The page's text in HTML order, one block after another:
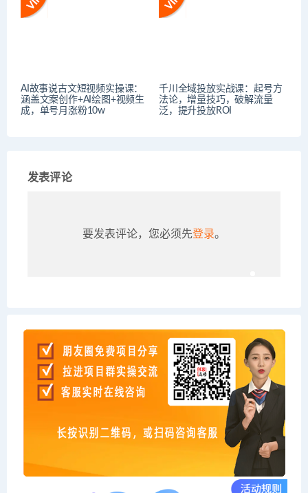
AI故事说古文短视频实操课：
涵盖文案创作+AI绘图+视频生
成，单号月涨粉10w
千川全域投放实战课：起号方
法论，增量技巧，破解流量
泛，提升投放ROI
发表评论
要发表评论，您必须先登录。